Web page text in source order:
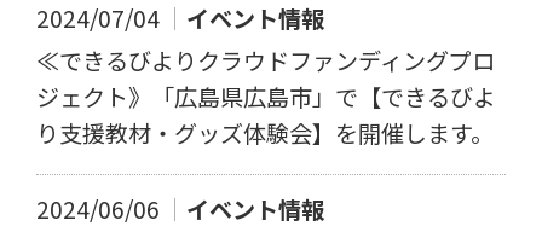
2024/07/04
イベント情報
≪できるびよりクラウドファンディングプロ
ジェクト》「広島県広島市」で【できるびよ
り支援教材・グッズ体験会】を開催します。
2024/06/06
イベント情報